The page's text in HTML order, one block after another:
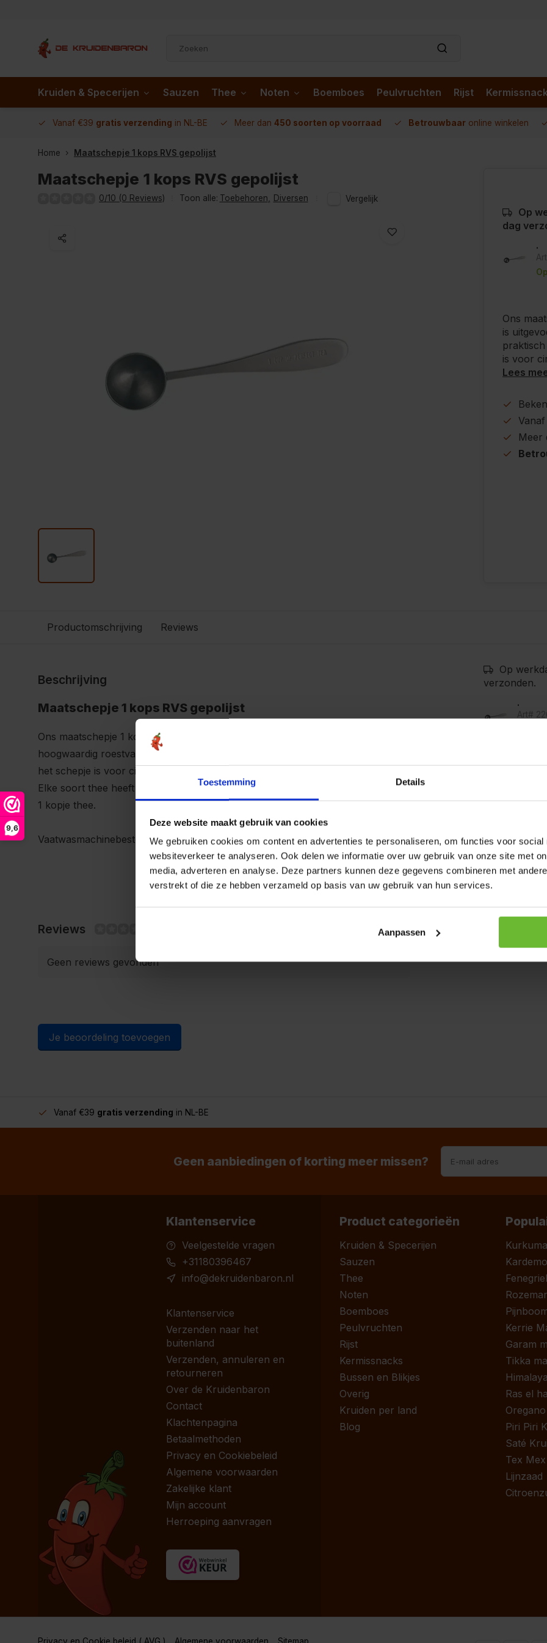
Toestemming Details
Deze website maakt gebruik van cookies
We gebruiken cookies om content en advertenties te personaliseren, om functies voor social
websiteverkeer te analyseren. Ook delen we informatie over uw gebruik van onze site met
media, adverteren en analyse. Deze partners kunnen deze gegevens combineren met
verstrekt of die ze hebben verzameld op basis van uw gebruik van hun services.
Aanpassen
9,6
Kruiden & Specerijen Sauzen Thee Noten Boemboes Peulvruchten Rijst
Vanaf €39 gratis verzending in NL-BE Meer dan 450 soorten op voorraad Betrouwbaar online winkelen
Home Maatschepje 1 kops RVS gepolijst
Maatschepje 1 kops RVS gepolijst
0/10 (0 Reviews) Toon alle: Toebehoren Diversen Vergelijk
Op
dag
.
Ons
is
is voor
Lees
Meer
Productomschrijving Reviews
Beschrijving
Maatschepje 1 kops RVS gepolijst
Ons maatschepje 1 kops heeft een mooie afwerking en is uitgevoerd in
hoogwaardig roestvaststaal, handig, praktisch en de ideale grootte, de maat van
het schepje is voor circa 1 kopje thee.
Elke soort thee heeft een ander volume, wat telt is het aanbevolen gewicht voor
1 kopje thee.
Vaatwasmachinebestendig.
Reviews
Geen reviews gevonden
Je beoordeling toevoegen
Op
verzonden.
.
Art#
Kunnen
mail
Vanaf €39 gratis verzending in NL-BE
Geen aanbiedingen of korting meer missen?
Klantenservice
Veelgestelde vragen
+31180396467
info@dekruidenbaron.nl
Klantenservice
Verzenden naar het
buitenland
Verzenden, annuleren en
retourneren
Over de Kruidenbaron
Contact
Klachtenpagina
Betaalmethoden
Privacy en Cookiebeleid
Algemene voorwaarden
Zakelijke klant
Mijn account
Herroeping aanvragen
Product categorieën
Kruiden & Specerijen
Sauzen
Thee
Noten
Boemboes
Peulvruchten
Rijst
Kermissnacks
Bussen en Blikjes
Overig
Kruiden per land
Blog
Kurkuma
Kerrie
Garam
Tikka
Ras el
Oregano
Piri Piri
Saté
Tex
Lijnzaad